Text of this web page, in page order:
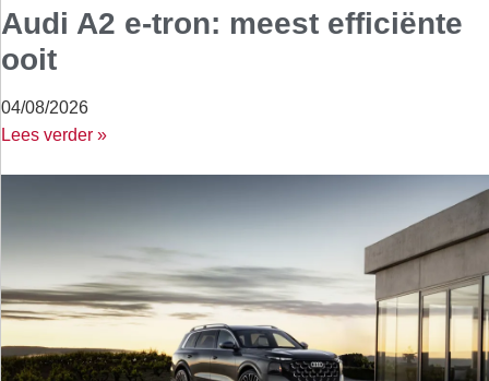
Audi A2 e-tron: meest efficiënte
ooit
04/08/2026
Lees verder »